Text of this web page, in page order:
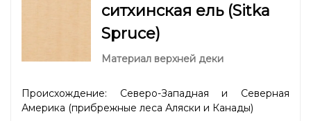
ситхинская ель (Sitka
Spruce)
Материал верхней деки
Происхождение: Северо-Западная и Северная
Америка (прибрежные леса Аляски и Канады)